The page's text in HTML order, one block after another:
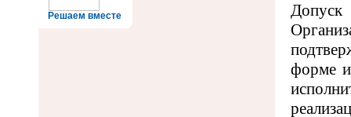
Решаем вместе
форме